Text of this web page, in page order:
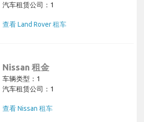
汽车租赁公司：1
查看 Land Rover 租车
Nissan 租金
车辆类型：1
汽车租赁公司：1
查看 Nissan 租车